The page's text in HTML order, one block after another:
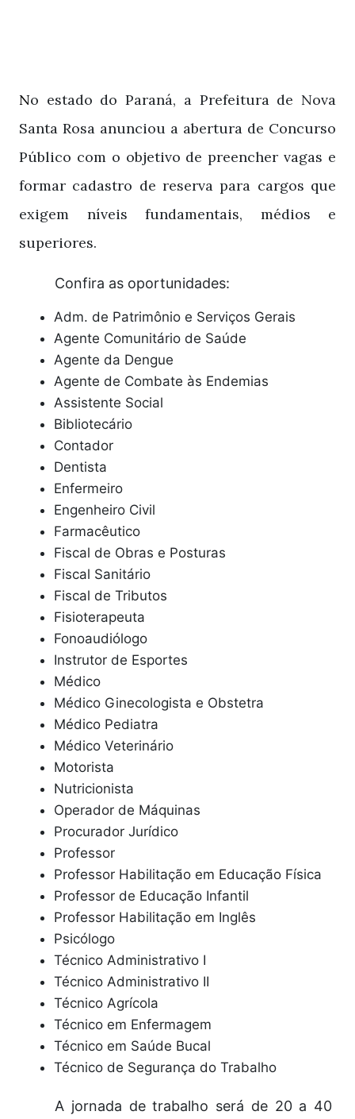
No estado do Paraná, a Prefeitura de Nova
Santa Rosa anunciou a abertura de Concurso
Público com o objetivo de preencher vagas e
formar cadastro de reserva para cargos que
exigem níveis fundamentais, médios e
superiores.
Confira as oportunidades:
Adm. de Patrimônio e Serviços Gerais
Agente Comunitário de Saúde
Agente da Dengue
Agente de Combate às Endemias
Assistente Social
Bibliotecário
Contador
Dentista
Enfermeiro
Engenheiro Civil
Farmacêutico
Fiscal de Obras e Posturas
Fiscal Sanitário
Fiscal de Tributos
Fisioterapeuta
Fonoaudiólogo
Instrutor de Esportes
Médico
Médico Ginecologista e Obstetra
Médico Pediatra
Médico Veterinário
Motorista
Nutricionista
Operador de Máquinas
Procurador Jurídico
Professor
Professor Habilitação em Educação Física
Professor de Educação Infantil
Professor Habilitação em Inglês
Psicólogo
Técnico Administrativo I
Técnico Administrativo II
Técnico Agrícola
Técnico em Enfermagem
Técnico em Saúde Bucal
Técnico de Segurança do Trabalho
A jornada de trabalho será de 20 a 40